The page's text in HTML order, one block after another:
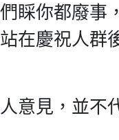
睬你都廢事
在慶祝人群
意見，並不